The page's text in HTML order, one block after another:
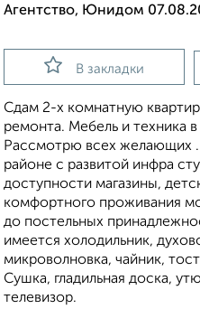
Агентство, Юнидом
В закладки
Сдам 2-х комнатную
ремонта. Мебель и техника
Рассмотрю всех желающих .
районе с развитой инфра
доступности магазины,
комфортного проживания
до постельных
имеется холодильник,
микроволновка, чайник,
Сушка, гладильная доска,
телевизор.